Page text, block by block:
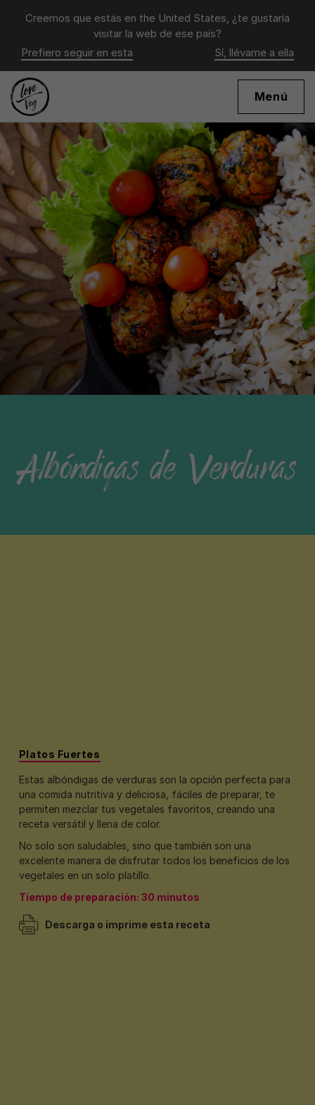
Creemos que estás en the United States, ¿te gustaría
visitar la web de ese país?
Prefiero seguir en esta
Sí, llévame a ella
Menú
Albóndigas de Verduras
Platos Fuertes
Estas albóndigas de verduras son la opción perfecta para
una comida nutritiva y deliciosa, fáciles de preparar, te
permiten mezclar tus vegetales favoritos, creando una
receta versátil y llena de color.
No solo son saludables, sino que también son una
excelente manera de disfrutar todos los beneficios de los
vegetales en un solo platillo.
Tiempo de preparación: 30 minutos
Descarga o imprime esta receta